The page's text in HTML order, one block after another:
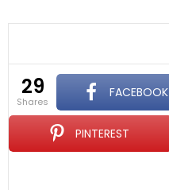
29
shares
FACEBOOK
PINTEREST